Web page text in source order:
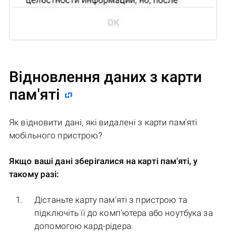
Відновлення даних з карти
пам'яті
Як відновити дані, які видалені з карти пам'яті
мобільного пристрою?
Якщо ваші дані зберігалися на карті пам'яті, у
такому разі:
Дістаньте карту пам'яті з пристрою та
підключіть її до комп'ютера або ноутбука за
допомогою кард-рідера.